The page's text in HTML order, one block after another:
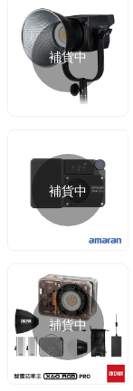
補貨中
補貨中
補貨中